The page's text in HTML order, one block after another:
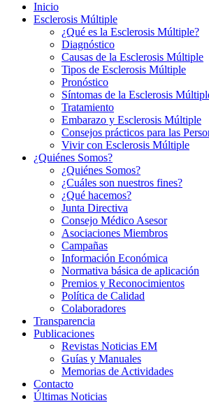
Inicio
Esclerosis Múltiple
¿Qué es la Esclerosis Múltiple?
Diagnóstico
Causas de la Esclerosis Múltiple
Tipos de Esclerosis Múltiple
Pronóstico
Síntomas de la Esclerosis
Tratamiento
Embarazo y Esclerosis Múltiple
Consejos prácticos para las
Vivir con Esclerosis Múltiple
¿Quiénes Somos?
¿Quiénes Somos?
¿Cuáles son nuestros fines?
¿Qué hacemos?
Junta Directiva
Consejo Médico Asesor
Asociaciones Miembros
Campañas
Información Económica
Normativa básica de aplicación
Premios y Reconocimientos
Política de Calidad
Colaboradores
Transparencia
Publicaciones
Revistas Noticias EM
Guías y Manuales
Memorias de Actividades
Contacto
Últimas Noticias